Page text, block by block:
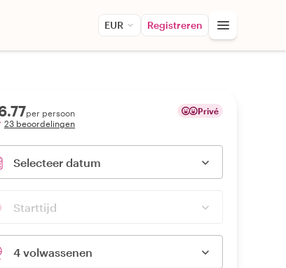
EUR Registreren
per persoon
23 beoordelingen
Privé
Selecteer datum
Starttijd
4 volwassenen